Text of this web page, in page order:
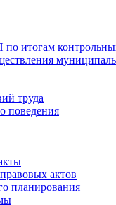
итогам
труда
поведения
актов
планирования